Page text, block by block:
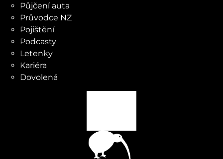
Půjčení auta
Průvodce NZ
Pojištění
Podcasty
Letenky
Kariéra
Dovolená